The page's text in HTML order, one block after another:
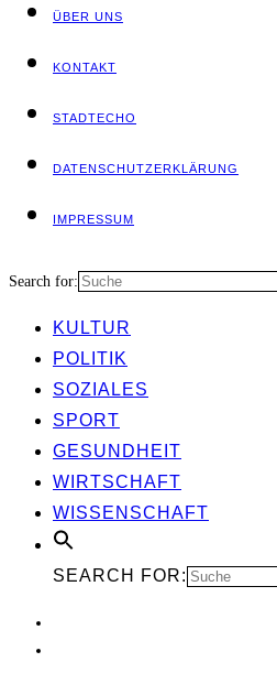
ÜBER UNS
KON­TAKT
STADT­ECHO
DATEN­SCHUTZ­ER­KLÄ­RUNG
IMPRES­SUM
Search for:
KUL­TUR
POLI­TIK
SOZIA­LES
SPORT
GESUND­HEIT
WIRT­SCHAFT
WIS­SEN­SCHAFT
SEARCH FOR: